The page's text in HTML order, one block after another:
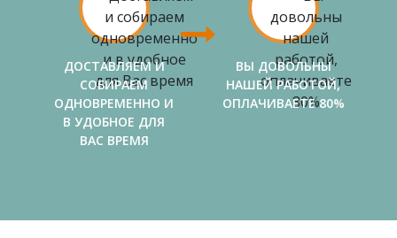
ДОСТАВЛЯЕМ И
СОБИРАЕМ
ОДНОВРЕМЕННО И
В УДОБНОЕ ДЛЯ
ВАС ВРЕМЯ
ВЫ ДОВОЛЬНЫ
НАШЕЙ РАБОТОЙ,
ОПЛАЧИВАЕТЕ 80%